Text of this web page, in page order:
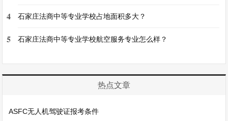
4 石家庄法商中等专业学校占地面积多大？
5 石家庄法商中等专业学校航空服务专业怎么样？
热点文章
ASFC无人机驾驶证报考条件